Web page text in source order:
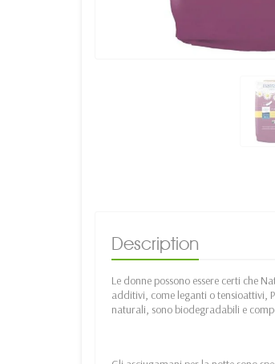
Description
Le donne possono essere certi che
additivi, come leganti o tensioattivi,
naturali, sono biodegradabili e